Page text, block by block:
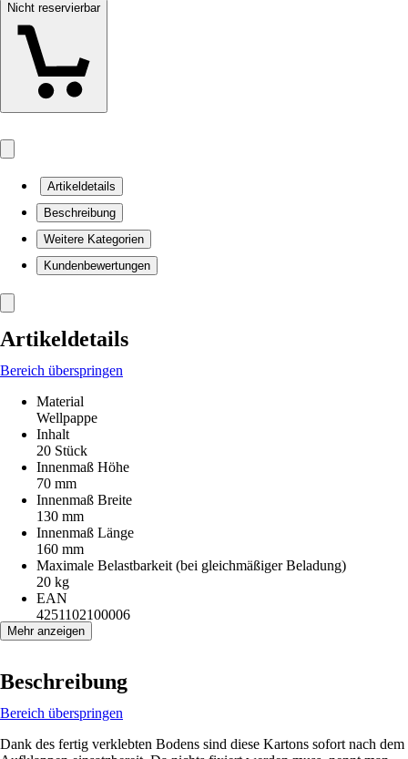
Nicht reservierbar
Artikeldetails
Beschreibung
Weitere Kategorien
Kundenbewertungen
Artikeldetails
Bereich überspringen
Material
Wellpappe
Inhalt
20 Stück
Innenmaß Höhe
70 mm
Innenmaß Breite
130 mm
Innenmaß Länge
160 mm
Maximale Belastbarkeit (bei gleichmäßiger Beladung)
20 kg
EAN
4251102100006
Mehr anzeigen
Beschreibung
Bereich überspringen
Dank des fertig verklebten Bodens sind diese Kartons sofort nach dem